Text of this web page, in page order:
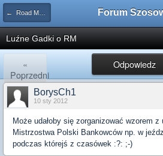
← Road Maraton Forum
Luźne Gadki o RM
Odpowiedz
«
Poprzedni
BorysCh1
10 sty 2012
Może udałoby się zorganizować wzorem z
Mistrzostwa Polski Bankowców np. w
podczas którejś z czasówek :?: ;-)